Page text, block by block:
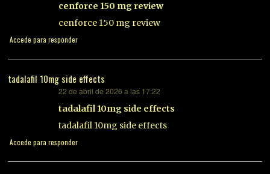
cenforce 150 mg review
cenforce 150 mg review
Accede para responder
tadalafil 10mg side effects
22 de abril de 2026 a las 17:22
tadalafil 10mg side effects
tadalafil 10mg side effects
Accede para responder